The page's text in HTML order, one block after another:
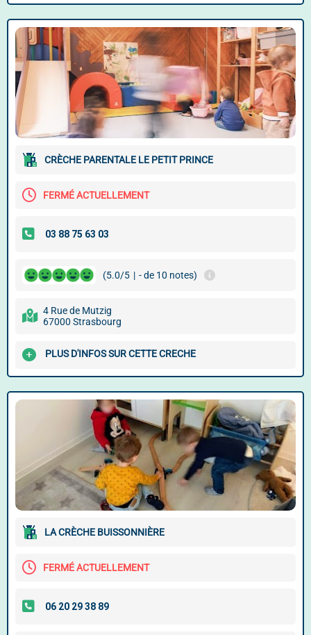
CRÈCHE PARENTALE LE PETIT PRINCE
FERMÉ ACTUELLEMENT
(5.0/5 | - de 10 notes)
4 Rue de Mutzig
67000 Strasbourg
PLUS D'INFOS SUR CETTE CRECHE
LA CRÈCHE BUISSONNIÈRE
FERMÉ ACTUELLEMENT